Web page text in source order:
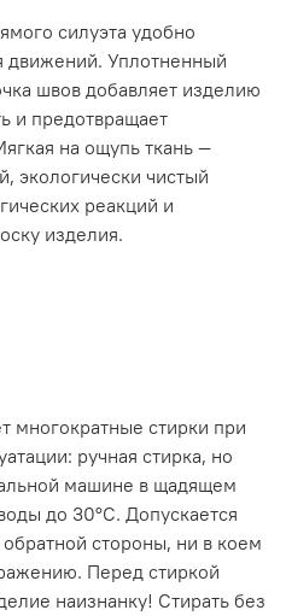
силуэта удобно
движений. Уплотненный
швов добавляет изделию
и предотвращает
на ощупь ткань —
экологически чистый
реакций и
изделия.
многократные стирки при
ручная стирка, но
машине в щадящем
до 30°C. Допускается
обратной стороны, ни в коем
Перед стиркой
наизнанку! Стирать без